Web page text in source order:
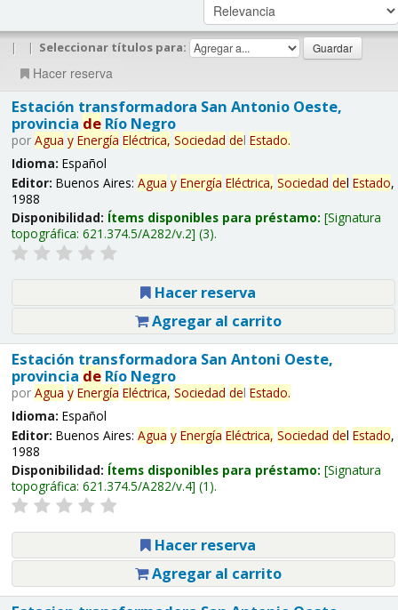
| | Seleccionar títulos para:
Hacer reserva
Estación transformadora San Antonio Oeste,
provincia deRío Negro
por Agua y Energía Eléctrica, Sociedad del Estado.
Idioma: Español
Editor: Buenos Aires: Agua y Energía Eléctrica, Sociedad del Estado,
1988
Disponibilidad: Ítems disponibles para préstamo: Signatura
topográfica: 621.374.5/A282/v.2 (3).
Hacer reserva
Agregar al carrito
Estación transformadora San Antoni Oeste,
provincia deRío Negro
por Agua y Energía Eléctrica, Sociedad del Estado.
Idioma: Español
Editor: Buenos Aires: Agua y Energía Eléctrica, Sociedad del Estado,
1988
Disponibilidad: Ítems disponibles para préstamo: Signatura
topográfica: 621.374.5/A282/v.4 (1).
Hacer reserva
Agregar al carrito